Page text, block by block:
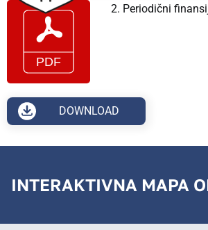
2. Periodični
DOWNLOAD
INTERAKTIVNA MAPA